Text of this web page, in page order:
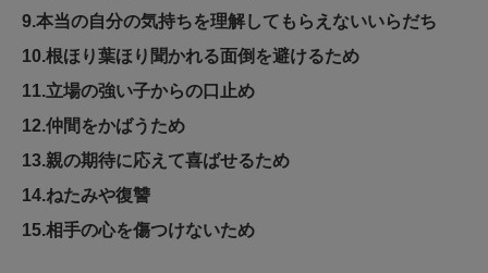
9.本当の自分の気持ちを理解してもらえないいらだち
10.根ほり葉ほり聞かれる面倒を避けるため
11.立場の強い子からの口止め
12.仲間をかばうため
13.親の期待に応えて喜ばせるため
14.ねたみや復讐
15.相手の心を傷つけないため